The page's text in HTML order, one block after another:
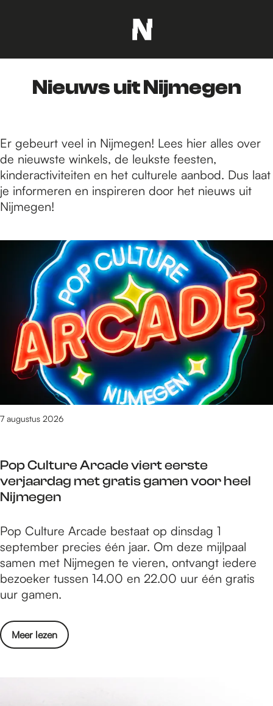
a
n
a
d
e
h
o
p
a
g
e
Nieuws uit Nijmegen
Er gebeurt veel in Nijmegen! Lees hier alles over
de nieuwste winkels, de leukste feesten,
kinderactiviteiten en het culturele aanbod. Dus laat
je informeren en inspireren door het nieuws uit
Nijmegen!
1
0
s
u
l
a
t
e
n
Pop Culture Arcade viert eerste
verjaardag met gratis gamen voor heel
Nijmegen
7 augustus 2026
P
o
p
C
u
t
u
Pop Culture Arcade bestaat op dinsdag 1
september precies één jaar. Om deze mijlpaal
samen met Nijmegen te vieren, ontvangt iedere
bezoeker tussen 14.00 en 22.00 uur één gratis
uur gamen.
Meer lezen
o
v